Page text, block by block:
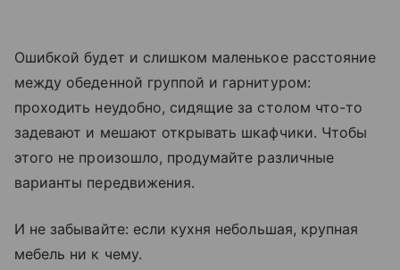
Ошибкой будет и слишком маленькое расстояние
между обеденной группой и гарнитуром:
проходить неудобно, сидящие за столом что-то
задевают и мешают открывать шкафчики. Чтобы
этого не произошло, продумайте различные
варианты передвижения.
И не забывайте: если кухня небольшая, крупная
мебель ни к чему.